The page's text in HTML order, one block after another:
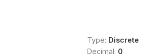
Type: Discrete
Decimal: 0